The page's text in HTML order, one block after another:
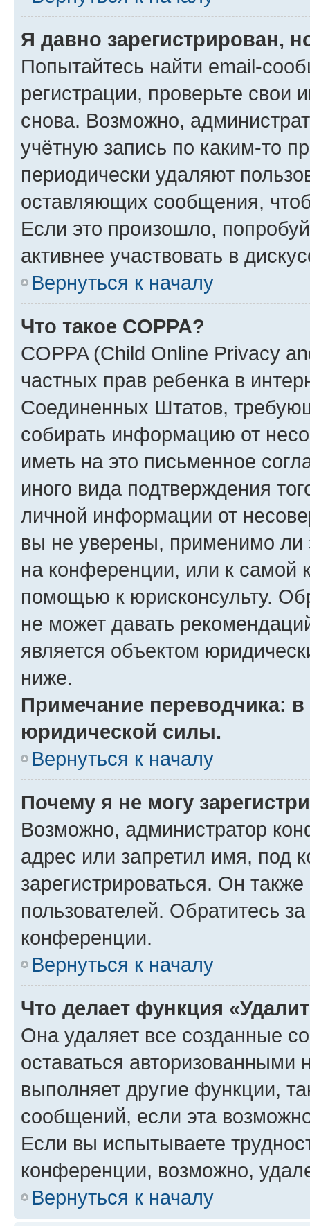
Я давно зарегистрирован,
Попытайтесь найти email-
регистрации, проверьте свои
снова. Возможно,
учётную запись по каким-то
периодически удаляют
оставляющих сообщения,
Если это произошло,
активнее участвовать в
Вернуться к началу
Что такое COPPA?
COPPA (Child Online Privacy
частных прав ребенка в
Соединенных Штатов,
собирать информацию от
иметь на это письменное
иного вида подтверждения
личной информации от
вы не уверены, применимо ли
на конференции, или к самой
помощью к юрисконсульту.
не может давать
является объектом
ниже.
Примечание переводчика:
юридической силы.
Вернуться к началу
Почему я не могу
Возможно, администратор
адрес или запретил имя, под
зарегистрироваться. Он
пользователей. Обратитесь
конференции.
Вернуться к началу
Что делает функция
Она удаляет все созданные
оставаться авторизованными
выполняет другие функции,
сообщений, если эта
Если вы испытываете
конференции, возможно,
Вернуться к началу